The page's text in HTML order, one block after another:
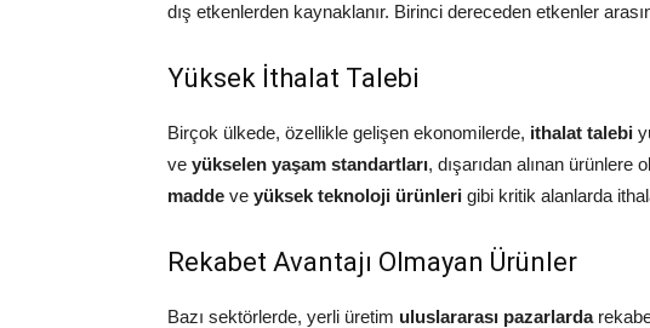
dış etkenlerden kaynaklanır. Birinci dereceden etkenler
Yüksek İthalat Talebi
Birçok ülkede, özellikle gelişen ekonomilerde, ithalat talebi
ve yükselen yaşam standartları, dışarıdan alınan ürünlere
madde ve yüksek teknoloji ürünleri gibi kritik alanlarda
Rekabet Avantajı Olmayan Ürünler
Bazı sektörlerde, yerli üretim uluslararası pazarlarda